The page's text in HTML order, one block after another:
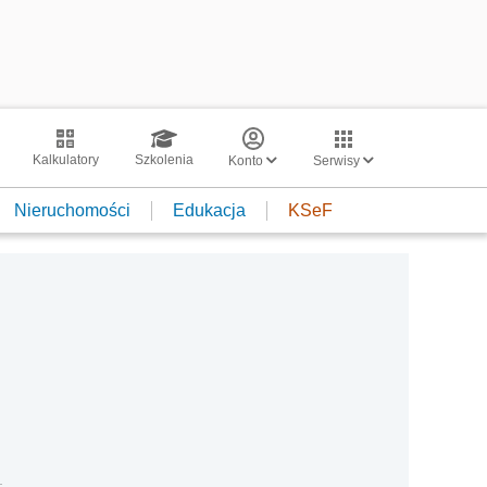
Kalkulatory Szkolenia Konto Serwisy
Nieruchomości Edukacja KSeF